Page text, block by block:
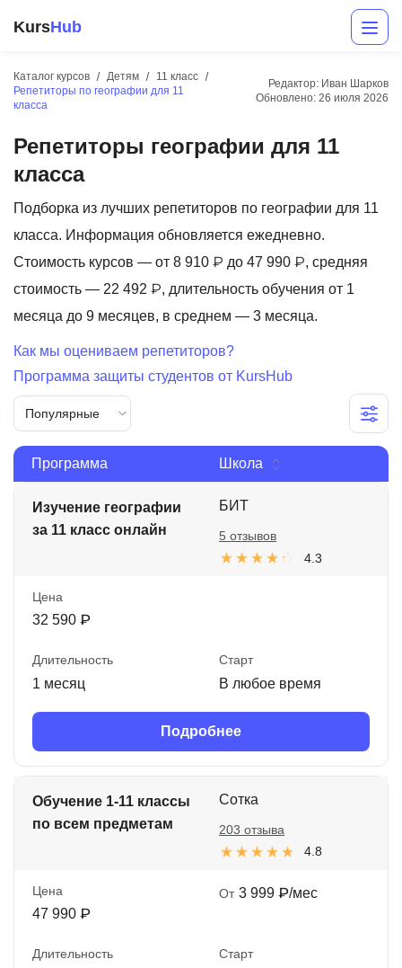
KursHub
Каталог курсов Детям
11 класс
Репетиторы по географии для 11
класса
Редактор: Иван Шарков
Обновлено: 26 июля 2026
Репетиторы географии для 11
класса
Подборка из лучших репетиторов по географии для 11
класса. Информация обновляется ежедневно.
Стоимость курсов — от 8 910 ₽ до 47 990 ₽, средняя
стоимость — 22 492 ₽, длительность обучения от 1
месяца до 9 месяцев, в среднем — 3 месяца.
Как мы оцениваем репетиторов?
Программа защиты студентов от KursHub
Популярные
Программа Школа
Изучение географии
за 11 класс онлайн
БИТ
4.3
5 отзывов
Цена
32 590 ₽
Длительность
1 месяц
Старт
В любое время
Подробнее
Обучение 1-11 классы
по всем предметам
Сотка
4.8
203 отзыва
Цена
47 990 ₽
От 3 999 ₽/мес
Длительность Старт
Разработка
Маркетинг
Дизайн
Аналитика
Иностранные языки
Soft Skills
ДПО
Детям
Рейтинг онлайн-школ